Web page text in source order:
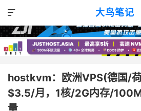
大鸟笔记

VPS优惠
hostkvm：欧洲VPS(德国/荷
$3.5/月，1核/2G内存/
量